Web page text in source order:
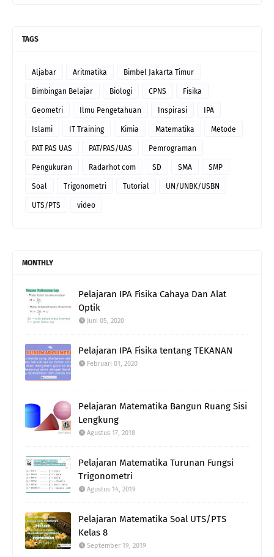
TAGS
Aljabar Aritmatika Bimbel Jakarta Timur
Bimbingan Belajar Biologi CPNS Fisika
Geometri Ilmu Pengetahuan Inspirasi IPA
Islami IT Training Kimia Matematika Metode
PAT PAS UAS PAT/PAS/UAS Pemrograman
Pengukuran Radarhot com SD SMA SMP
Soal Trigonometri Tutorial UN/UNBK/USBN
UTS/PTS video
MONTHLY
Pelajaran IPA Fisika Cahaya Dan Alat
Optik
Juni 05, 2020
Pelajaran IPA Fisika tentang TEKANAN
Februari 01, 2020
Pelajaran Matematika Bangun Ruang Sisi
Lengkung
Agustus 17, 2018
Pelajaran Matematika Turunan Fungsi
Trigonometri
Agustus 14, 2019
Pelajaran Matematika Soal UTS/PTS
Kelas 8
September 19, 2019